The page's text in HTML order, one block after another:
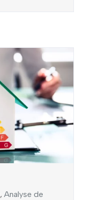
,Analyse de